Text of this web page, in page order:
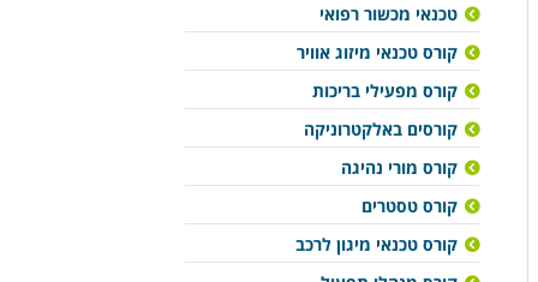
טכנאי מכשור רפואי
קורס טכנאי מיזוג אוויר
קורס מפעילי בריכות
קורסים באלקטרוניקה
קורס מורי נהיגה
קורס טסטרים
קורס טכנאי מיגון לרכב